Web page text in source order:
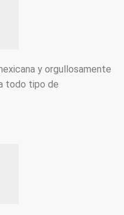
y orgullosamente
todo tipo de